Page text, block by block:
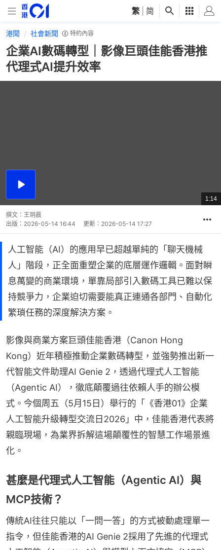
繁 简
港聞 社會新聞 特約內容
企業AI數碼轉型｜影像巨頭佳能香港推
代理式AI提升效率
播
總
共
1:14
撰文： 王玥晨
出版： 2026-05-14 16:44 更新： 2026-05-14 17:27
人工智能（AI）的應用早已超越單純的「聊天機械
人」階段，正全面重塑企業的底層運作邏輯。面對瞬
息萬變的商業環境，單靠局部引入數碼工具已難以保
持競爭力，企業迫切需要能真正連通各部門、自動化
繁瑣任務的深度解決方案。
影像與商業方案巨頭佳能香港（Canon Hong
Kong）近年積極推動企業數碼轉型，並強勢推出新一
代智能文件助理AI Genie 2，透過代理式人工智能
（Agentic AI），徹底顛覆過往依賴人手的辦公模
式。今個周五（5月15日）舉行的「《香港01》企業
人工智能升級轉型交流日2026」中，佳能香港代表將
親臨現場，為業界拆解這場顛覆性的智慧工作場景進
化。
甚麼是代理式人工智能（Agentic AI）與
MCP技術？
傳統AI往往只能以「一問一答」的方式被動處理單一
指令，但佳能香港的AI Genie 2採用了先進的代理式